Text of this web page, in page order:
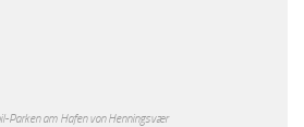
Parken am Hafen von Henningsvær